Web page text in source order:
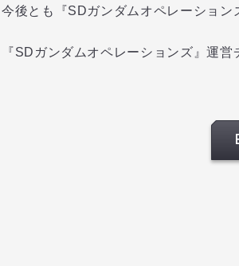
今後とも『SDガンダムオペレーション
『SDガンダムオペレーションズ』運営